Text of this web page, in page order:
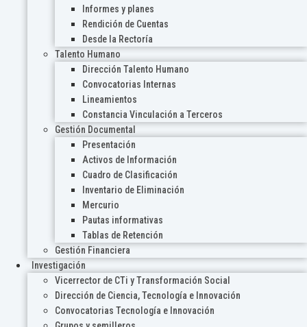
Informes y planes
Rendición de Cuentas
Desde la Rectoría
Talento Humano
Dirección Talento Humano
Convocatorias Internas
Lineamientos
Constancia Vinculación a Terceros
Gestión Documental
Presentación
Activos de Información
Cuadro de Clasificación
Inventario de Eliminación
Mercurio
Pautas informativas
Tablas de Retención
Gestión Financiera
Investigación
Vicerrector de CTi y Transformación Social
Dirección de Ciencia, Tecnología e Innovación
Convocatorias Tecnología e Innovación